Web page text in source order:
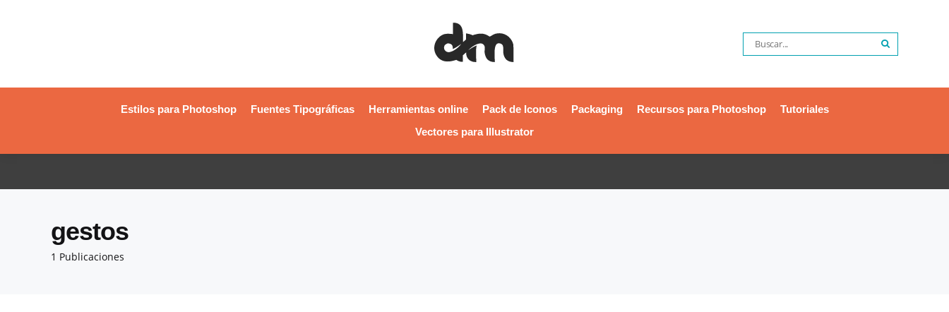
Estilos para Photoshop Fuentes Tipográficas Herramientas online Pack de Iconos Packaging Recursos para Photoshop
Tutoriales
Vectores para Illustrator
1 Publicaciones
gestos